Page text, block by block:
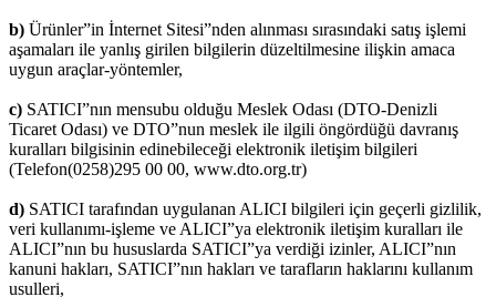
b) Ürünler”in İnternet Sitesi”nden alınması sırasındaki satış işlemi
aşamaları ile yanlış girilen bilgilerin düzeltilmesine ilişkin amaca
uygun araçlar-yöntemler,
c) SATICI”nın mensubu olduğu Meslek Odası (DTO-Denizli
Ticaret Odası) ve DTO”nun meslek ile ilgili öngördüğü davranış
kuralları bilgisinin edinebileceği elektronik iletişim bilgileri
(Telefon(0258)295 00 00, www.dto.org.tr)
d) SATICI tarafından uygulanan ALICI bilgileri için geçerli gizlilik,
veri kullanımı-işleme ve ALICI”ya elektronik iletişim kuralları ile
ALICI”nın bu hususlarda SATICI”ya verdiği izinler, ALICI”nın
kanuni hakları, SATICI”nın hakları ve tarafların haklarını kullanım
usulleri,